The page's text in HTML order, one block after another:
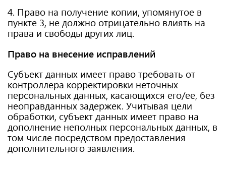
4. Право на получение копии, упомянутое в
пункте 3, не должно отрицательно влиять на
права и свободы других лиц.
Право на внесение исправлений
Субъект данных имеет право требовать от
контроллера корректировки неточных
персональных данных, касающихся его/ее, без
неоправданных задержек. Учитывая цели
обработки, субъект данных имеет право на
дополнение неполных персональных данных, в
том числе посредством предоставления
дополнительного заявления.